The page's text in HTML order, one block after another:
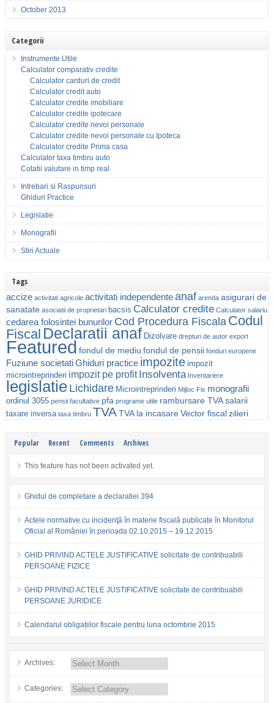
October 2013
Categorii
Instrumente Utile
Calculator comparativ credite
Calculator carduri de credit
Calculator credit auto
Calculator credite imobiliare
Calculator credite ipotecare
Calculator credite nevoi personale
Calculator credite nevoi personale cu Ipoteca
Calculator credite Prima casa
Calculator taxa timbru auto
Cotatii valutare in timp real
Intrebari si Raspunsuri
Ghiduri Practice
Legislatie
Monografii
Stiri Actuale
Tags
accize activitati agricole activitati independenteanaf arenda asigurari de
sanatate asociatii de proprietari bacsis Calculator credite Calculator salariu
cedarea folosintei bunurilor Cod Procedura Fiscala Codul
Fiscal Declaratii anaf Dizolvare drepturi de autor export
Featured fondul de mediu fondul de pensii fonduri europene
Fuziune societatiGhiduri practice impozite impozit
microintreprinderi impozit pe profit Insolventa Inventariere
legislatieLichidare Microintreprinderi Mijloc Fix monografii
ordinul 3055 pensii facultative pfa programe utile rambursare TVAsalarii
taxare inversa taxa timbru TVATVA la incasareVector fiscalzilieri
Popular Recent Comments Archives
This feature has not been activated yet.
Ghidul de completare a declaratiei 394
Actele normative cu incidenţă în materie fiscală publicate în Monitorul
Oficial al României în perioada 02.10.2015 – 19.12.2015
GHID PRIVIND ACTELE JUSTIFICATIVE solicitate de contribuabili
PERSOANE FIZICE
GHID PRIVIND ACTELE JUSTIFICATIVE solicitate de contribuabili
PERSOANE JURIDICE
Calendarul obligațiilor fiscale pentru luna octombrie 2015
Archives:
Categories: